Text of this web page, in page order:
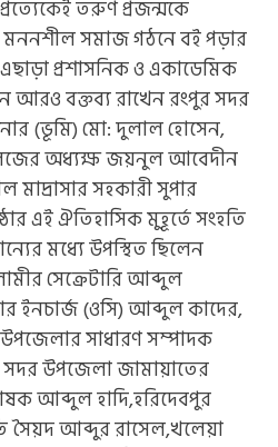
তরুণ প্রজন্মকে
মননশীল সমাজ গঠনে বই পড়ার
প্রশাসনিক ও একাডেমিক
আরও বক্তব্য রাখেন রংপুর সদর
(ভূমি) মো: দুলাল হোসেন,
অধ্যক্ষ জয়নুল আবেদীন
মাদ্রাসার সহকারী সুপার
এই ঐতিহাসিক মুহূর্তে সংহতি
মধ্যে উপস্থিত ছিলেন
সেক্রেটারি আব্দুল
ইনচার্জ (ওসি) আব্দুল কাদের,
উপজেলার সাধারণ সম্পাদক
উপজেলা জামায়াতের
আব্দুল হাদি,হরিদেবপুর
সৈয়দ আব্দুর রাসেল,খলেয়া